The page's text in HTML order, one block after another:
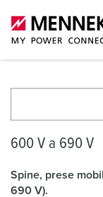
600 V a 690 V
Spine, prese
690 V).